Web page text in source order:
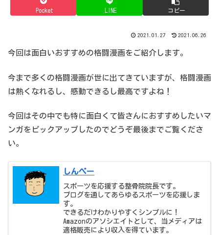
Pocket LINE コピー
2021.01.27 2021.06.26
今回は面白いおすすめの格闘漫画をご紹介します。
今まで多くの格闘漫画が世に出てきていますが、格闘漫画
は熱くなれるし、感動できるし最高ですよね！
今回はその中でも特に面白くて皆さんにおすすめしたいマ
ンガをピックアップしたのでどうぞ最後までご覧くださ
い。
しんぺー
スポーツを応援する整骨院院長です。
ブログを通してあらゆるスポーツを応援しま
す。
できるだけわかりやすくシンプルに！
Amazonのアソシエイトとして、当メディアは
適格販売により収入を得ています。